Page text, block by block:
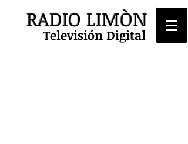
RADIO LIMÒN
Televisión Digital